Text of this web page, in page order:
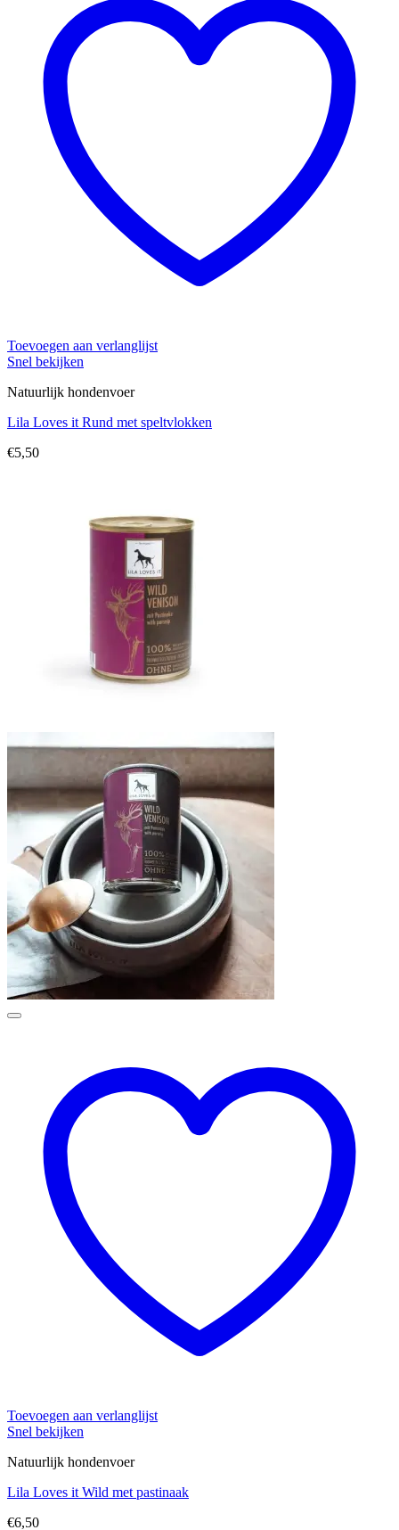
Toevoegen aan verlanglijst
Snel bekijken
Natuurlijk hondenvoer
Lila Loves it Rund met speltvlokken
€5,50
Toevoegen aan verlanglijst
Snel bekijken
Natuurlijk hondenvoer
Lila Loves it Wild met pastinaak
€6,50